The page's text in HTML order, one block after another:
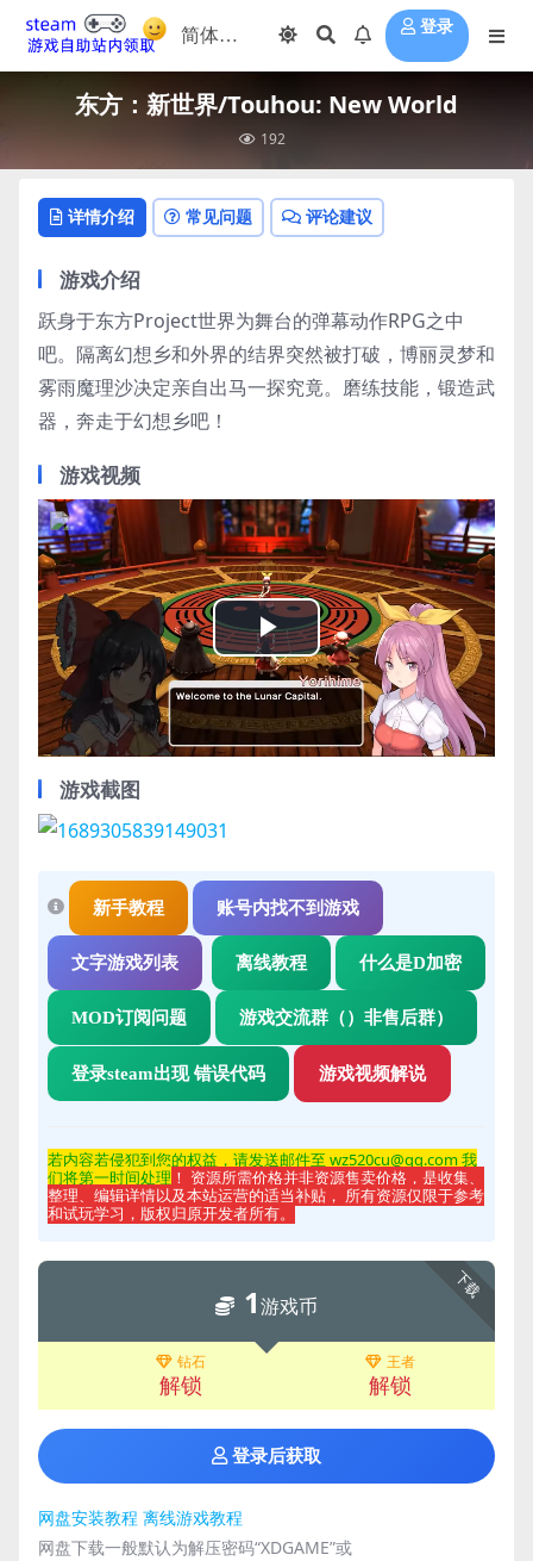
登录
东方：新世界/Touhou: New World
192
详情介绍 常见问题 评论建议
游戏介绍
跃身于东方Project世界为舞台的弹幕动作RPG之中
吧。隔离幻想乡和外界的结界突然被打破，博丽灵梦和
雾雨魔理沙决定亲自出马一探究竟。磨练技能，锻造武
器，奔走于幻想乡吧！
游戏视频
Play
Video
游戏截图
新手教程 账号内找不到游戏
文字游戏列表 离线教程 什么是D加密
MOD订阅问题 游戏交流群（）非售后群）
登录steam出现 错误代码 游戏视频解说
若内容若侵犯到您的权益，请发送邮件至 wz520cu@qq.com 我
们将第一时间处理 ！ 资源所需价格并非资源售卖价格，是收集、
整理、编辑详情以及本站运营的适当补贴， 所有资源仅限于参考
和试玩学习，版权归原开发者所有。
下载
1游戏币
钻石
解锁
王者
解锁
登录后获取
网盘安装教程 离线游戏教程
网盘下载一般默认为解压密码“XDGAME”或